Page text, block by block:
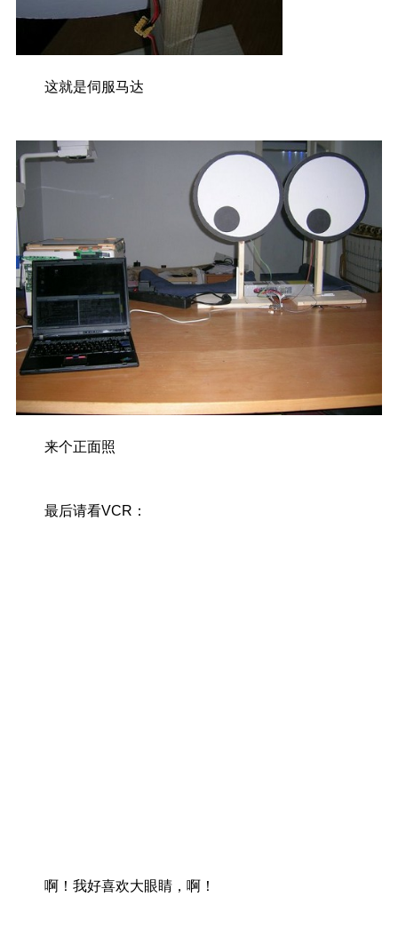
这就是伺服马达
来个正面照
最后请看VCR：
啊！我好喜欢大眼睛，啊！